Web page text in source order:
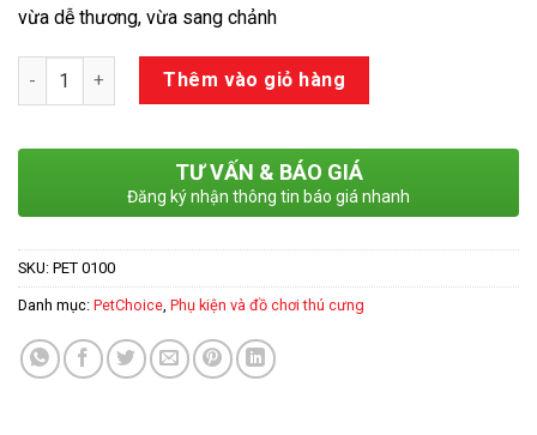
vừa dễ thương, vừa sang chảnh
Số lượng Thêm vào giỏ hàng
TƯ VẤN & BÁO GIÁ
Đăng ký nhận thông tin báo giá nhanh
SKU: PET 0100
Danh mục: PetChoice, Phụ kiện và đồ chơi thú cưng